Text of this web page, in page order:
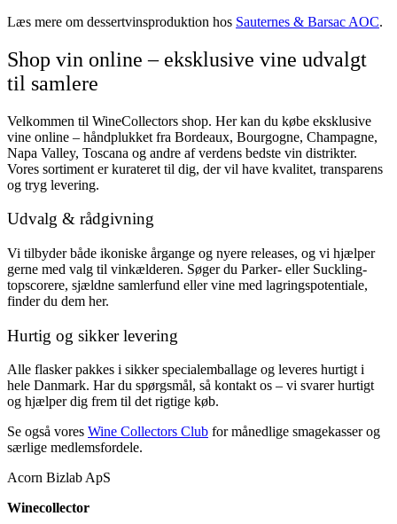
Læs mere om dessertvinsproduktion hos Sauternes & Barsac AOC.
Shop vin online – eksklusive vine udvalgt
til samlere
Velkommen til WineCollectors shop. Her kan du købe eksklusive
vine online – håndplukket fra Bordeaux, Bourgogne, Champagne,
Napa Valley, Toscana og andre af verdens bedste vin distrikter.
Vores sortiment er kurateret til dig, der vil have kvalitet, transparens
og tryg levering.
Udvalg & rådgivning
Vi tilbyder både ikoniske årgange og nyere releases, og vi hjælper
gerne med valg til vinkælderen. Søger du Parker- eller Suckling-
topscorere, sjældne samlerfund eller vine med lagringspotentiale,
finder du dem her.
Hurtig og sikker levering
Alle flasker pakkes i sikker specialemballage og leveres hurtigt i
hele Danmark. Har du spørgsmål, så kontakt os – vi svarer hurtigt
og hjælper dig frem til det rigtige køb.
Se også vores Wine Collectors Club for månedlige smagekasser og
særlige medlemsfordele.
Acorn Bizlab ApS
Winecollector